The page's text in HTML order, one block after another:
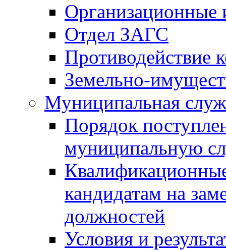
Отдел ЗАГС
Противодействие
Земельно-
Муниципальная
Порядок
муниципальную
кандидатам на
должностей
Условия и